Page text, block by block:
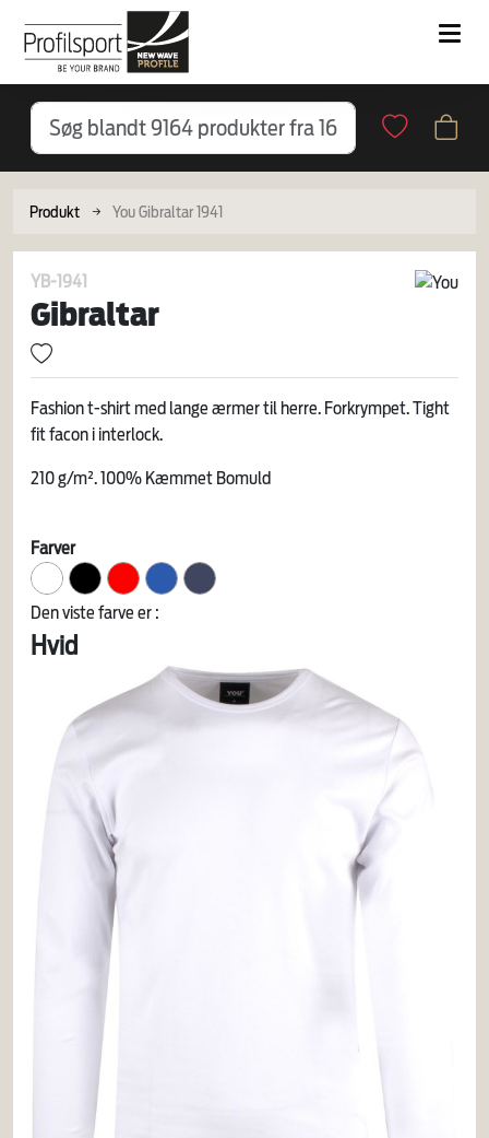
Produkt You Gibraltar 1941
YB-1941
Gibraltar
Fashion t-shirt med lange ærmer til herre. Forkrympet. Tight
fit facon i interlock.
210 g/m². 100% Kæmmet Bomuld
Farver
Den viste farve er :
Hvid